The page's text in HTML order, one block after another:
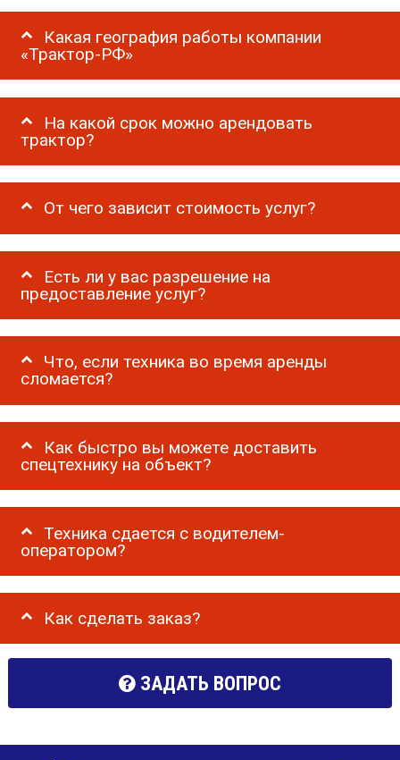
Какая география работы компании
«Трактор-РФ»
На какой срок можно арендовать
трактор?
От чего зависит стоимость услуг?
Есть ли у вас разрешение на
предоставление услуг?
Что, если техника во время аренды
сломается?
Как быстро вы можете доставить
спецтехнику на объект?
Техника сдается с водителем-
оператором?
Как сделать заказ?
ЗАДАТЬ ВОПРОС